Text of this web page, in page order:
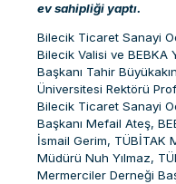
ev sahipliği yaptı.
Bilecik Ticaret Sanayi
Bilecik Valisi ve BEBKA
Başkanı Tahir
Üniversitesi Rektörü
Bilecik Ticaret Sanayi
Başkanı Mefail Ateş,
İsmail Gerim, TÜBİTAK
Müdürü Nuh Yılmaz,
Mermerciler Derneği